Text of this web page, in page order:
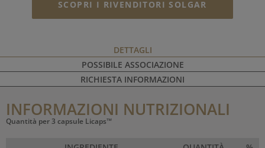
SCOPRI I RIVENDITORI SOLGAR
DETTAGLI
POSSIBILE ASSOCIAZIONE
RICHIESTA INFORMAZIONI
INFORMAZIONI NUTRIZIONALI
Quantità per 3 capsule Licaps™